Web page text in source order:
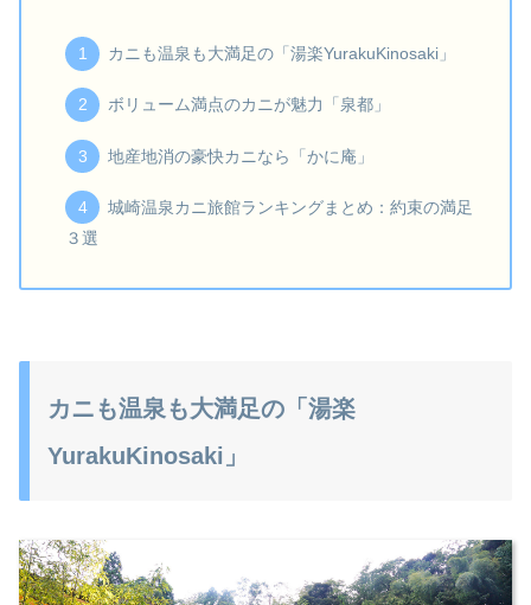
カニも温泉も大満足の「湯楽YurakuKinosaki」
ボリューム満点のカニが魅力「泉都」
地産地消の豪快カニなら「かに庵」
城崎温泉カニ旅館ランキングまとめ：約束の満足
３選
カニも温泉も大満足の「湯楽
YurakuKinosaki」